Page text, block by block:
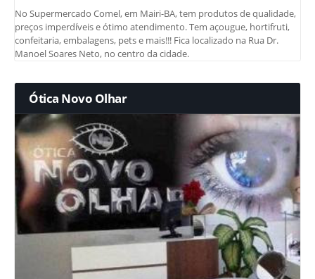
No Supermercado Comel, em Mairi-BA, tem produtos de qualidade,
preços imperdíveis e ótimo atendimento. Tem açougue, hortifruti,
confeitaria, embalagens, pets e mais!!! Fica localizado na Rua Dr.
Manoel Soares Neto, no centro da cidade.
Ótica Novo Olhar